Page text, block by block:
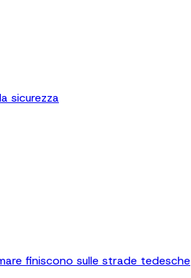
sicurezza
finiscono sulle strade tedesche